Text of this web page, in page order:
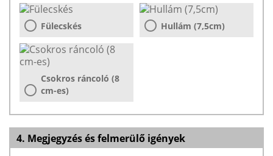
Fülecskés Hullám (7,5cm)
Csokros ráncoló (8
cm-es)
4. Megjegyzés és felmerülő igények